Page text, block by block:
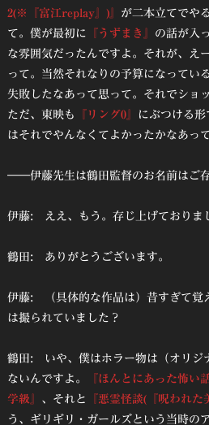
2(※『富江replay』)』 が二本立てでや
て。僕が最初に 『うずまき』 の話が入
な雰囲気だったんですよ。それが、え
って。当然それなりの予算になってい
失敗したなあって思って。それでショ
ただ、東映も
『リング0』
にぶつける
はそれでやんなくてよかったかなあっ
――伊藤先生は鶴田監督のお名前はご
伊藤: ええ、もう。存じ上げておりま
鶴田: ありがとうございます。
伊藤: （具体的な作品は）昔すぎて覚
は撮られていました？
鶴田: いや、僕はホラー物は（オリジ
ないんですよ。
『ほんとにあった怖い話
学級』 、それと 『悪霊怪談(『呪われた
う、ギリギリ・ガールズという当時の